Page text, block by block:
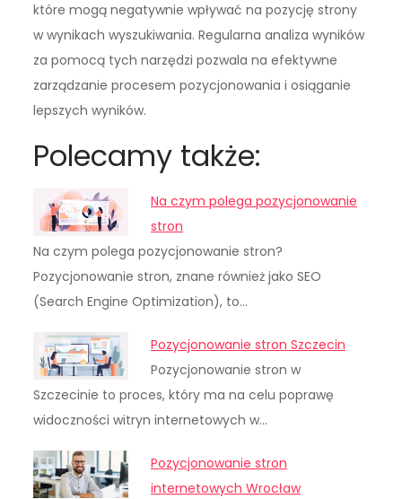
które mogą negatywnie wpływać na pozycję strony
w wynikach wyszukiwania. Regularna analiza wyników
za pomocą tych narzędzi pozwala na efektywne
zarządzanie procesem pozycjonowania i osiąganie
lepszych wyników.
Polecamy także:
Na czym polega pozycjonowanie
stron
Na czym polega pozycjonowanie stron?
Pozycjonowanie stron, znane również jako SEO
(Search Engine Optimization), to…
Pozycjonowanie stron Szczecin
Pozycjonowanie stron w
Szczecinie to proces, który ma na celu poprawę
widoczności witryn internetowych w…
Pozycjonowanie stron
internetowych Wrocław